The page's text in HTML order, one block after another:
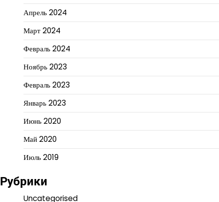
Апрель 2024
Март 2024
Февраль 2024
Ноябрь 2023
Февраль 2023
Январь 2023
Июнь 2020
Май 2020
Июль 2019
Рубрики
Uncategorised